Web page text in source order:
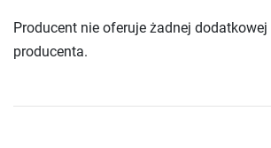
Producent nie oferuje żadnej
producenta.